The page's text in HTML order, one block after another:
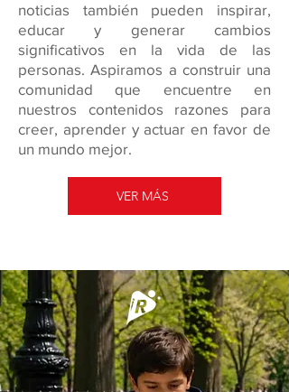
noticias también pueden inspirar,
educar y generar cambios
significativos en la vida de las
personas. Aspiramos a construir una
comunidad que encuentre en
nuestros contenidos razones para
creer, aprender y actuar en favor de
un mundo mejor.
VER MÁS